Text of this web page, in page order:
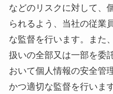
などのリスクに対して、
られるよう、当社の従業
な監督を行います。また
扱いの全部又は一部を委
おいて個人情報の安全管
かつ適切な監督を行います